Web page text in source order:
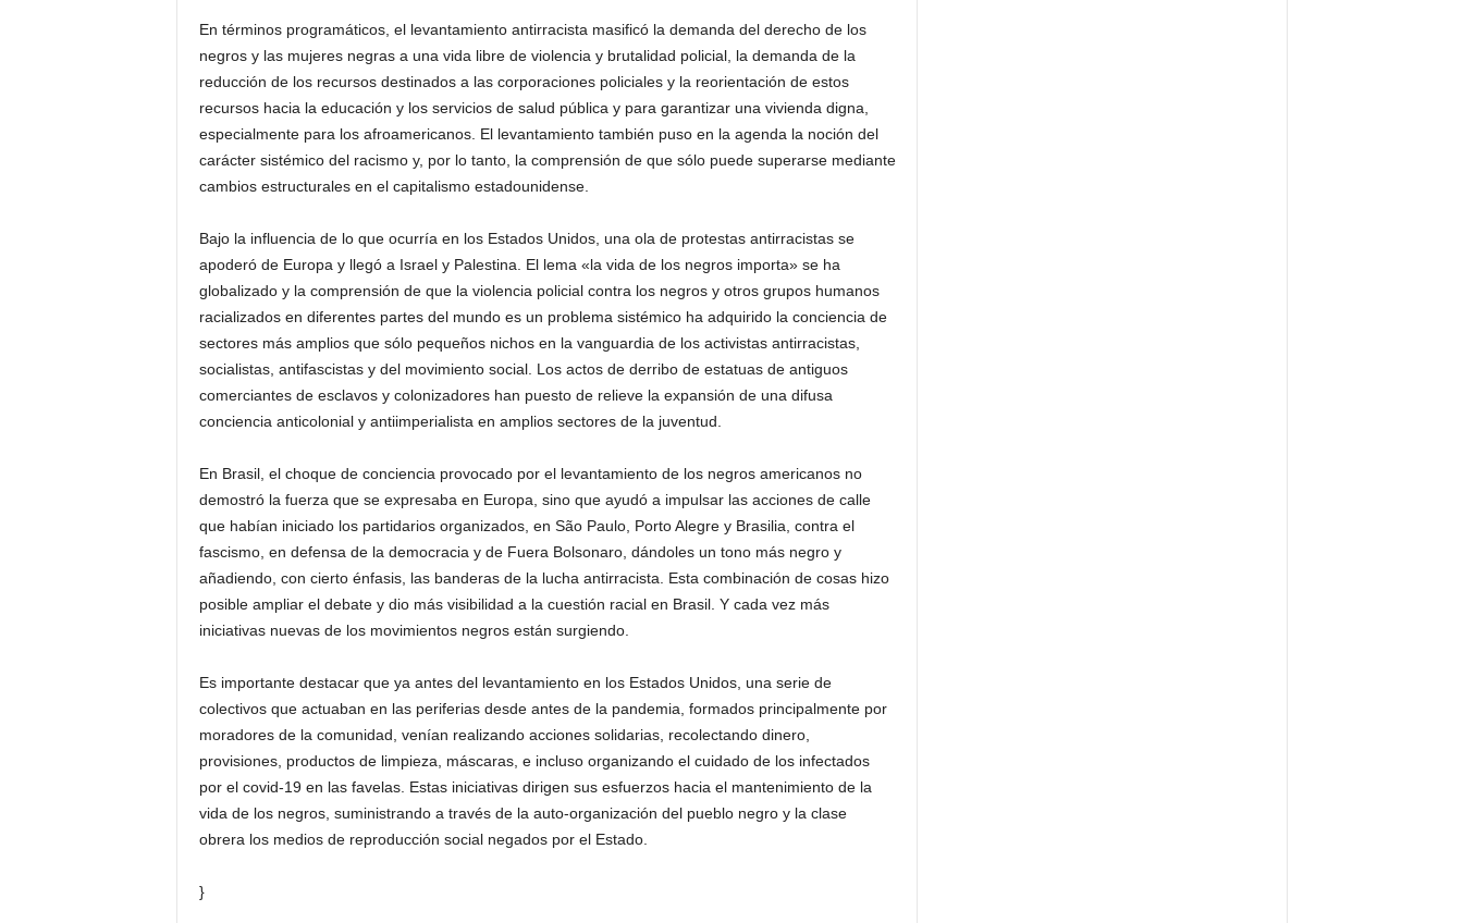
En términos programáticos, el levantamiento antirracista masificó la demanda del derecho de los
negros y las mujeres negras a una vida libre de violencia y brutalidad policial, la demanda de la
reducción de los recursos destinados a las corporaciones policiales y la reorientación de estos
recursos hacia la educación y los servicios de salud pública y para garantizar una vivienda digna,
especialmente para los afroamericanos. El levantamiento también puso en la agenda la noción del
carácter sistémico del racismo y, por lo tanto, la comprensión de que sólo puede superarse mediante
cambios estructurales en el capitalismo estadounidense.
Bajo la influencia de lo que ocurría en los Estados Unidos, una ola de protestas antirracistas se
apoderó de Europa y llegó a Israel y Palestina. El lema «la vida de los negros importa» se ha
globalizado y la comprensión de que la violencia policial contra los negros y otros grupos humanos
racializados en diferentes partes del mundo es un problema sistémico ha adquirido la conciencia de
sectores más amplios que sólo pequeños nichos en la vanguardia de los activistas antirracistas,
socialistas, antifascistas y del movimiento social. Los actos de derribo de estatuas de antiguos
comerciantes de esclavos y colonizadores han puesto de relieve la expansión de una difusa
conciencia anticolonial y antiimperialista en amplios sectores de la juventud.
En Brasil, el choque de conciencia provocado por el levantamiento de los negros americanos no
demostró la fuerza que se expresaba en Europa, sino que ayudó a impulsar las acciones de calle
que habían iniciado los partidarios organizados, en São Paulo, Porto Alegre y Brasilia, contra el
fascismo, en defensa de la democracia y de Fuera Bolsonaro, dándoles un tono más negro y
añadiendo, con cierto énfasis, las banderas de la lucha antirracista. Esta combinación de cosas hizo
posible ampliar el debate y dio más visibilidad a la cuestión racial en Brasil. Y cada vez más
iniciativas nuevas de los movimientos negros están surgiendo.
Es importante destacar que ya antes del levantamiento en los Estados Unidos, una serie de
colectivos que actuaban en las periferias desde antes de la pandemia, formados principalmente por
moradores de la comunidad, venían realizando acciones solidarias, recolectando dinero,
provisiones, productos de limpieza, máscaras, e incluso organizando el cuidado de los infectados
por el covid-19 en las favelas. Estas iniciativas dirigen sus esfuerzos hacia el mantenimiento de la
vida de los negros, suministrando a través de la auto-organización del pueblo negro y la clase
obrera los medios de reproducción social negados por el Estado.
}